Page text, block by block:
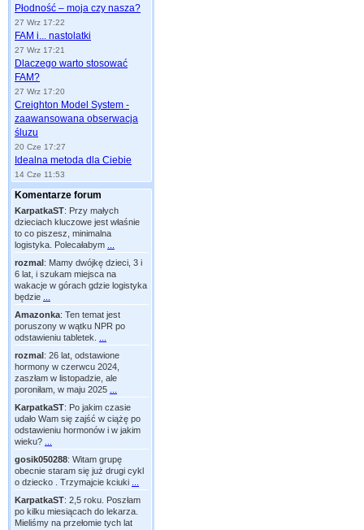
Płodność – moja czy nasza?
27 Wrz 17:22
FAM i... nastolatki
27 Wrz 17:21
Dlaczego warto stosować
FAM?
27 Wrz 17:20
Creighton Model System -
zaawansowana obserwacja
śluzu
20 Cze 17:27
Idealna metoda dla Ciebie
14 Cze 11:53
Komentarze forum
KarpatkaST: Przy małych
dzieciach kluczowe jest właśnie
to co piszesz, minimalna
logistyka. Polecałabym
rozmal: Mamy dwójkę dzieci, 3 i
6 lat, i szukam miejsca na
wakacje w górach gdzie logistyka
będzie
Amazonka: Ten temat jest
poruszony w wątku NPR po
odstawieniu tabletek.
rozmal: 26 lat, odstawione
hormony w czerwcu 2024,
zaszłam w listopadzie, ale
poroniłam, w maju 2025
KarpatkaST: Po jakim czasie
udało Wam się zajść w ciążę po
odstawieniu hormonów i w jakim
wieku?
gosik050288: Witam grupę
obecnie staram się już drugi cykl
o dziecko . Trzymajcie kciuki
KarpatkaST: 2,5 roku. Poszłam
po kilku miesiącach do lekarza.
Mieliśmy na przełomie tych lat